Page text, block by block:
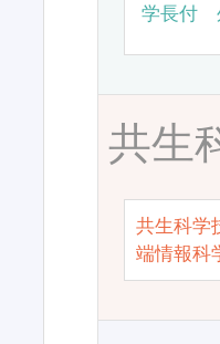
学長付
共生
共生科
端情報科